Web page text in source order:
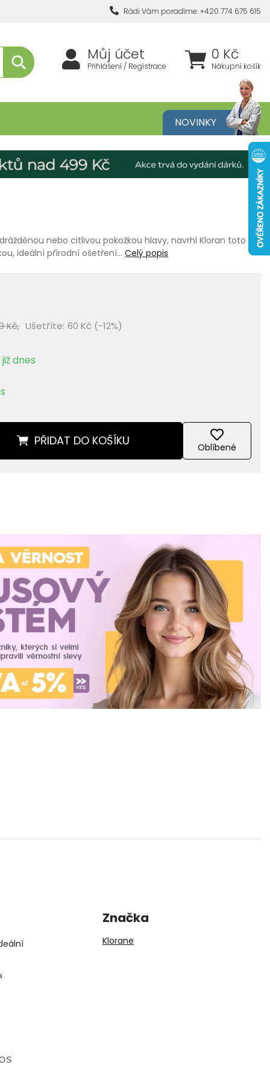
Rádi Vám poradíme: +420 774 675 615
0 Kč
Nákupní košík
Můj účet
Přihlášení / Registrace
NOVINKY
nebo citlivou pokožkou hlavy, navrhl Kloran toto
ideální přírodní ošetření…Celý popis
Kč, Ušetříte: 60 Kč (-12%)
dnes
PŘIDAT DO KOŠÍKU Oblíbené
Značka
Klorane